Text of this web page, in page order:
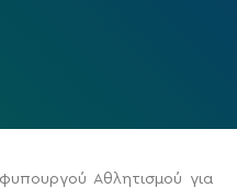
Αθλητισμού για